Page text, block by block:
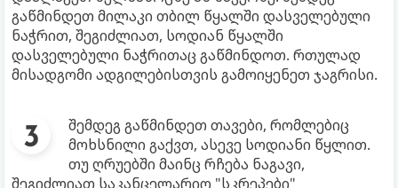
გაწმინდეთ მილაკი თბილ წყალში დასველებული
ნაჭრით, შეგიძლიათ, სოდიან წყალში
დასველებული ნაჭრითაც გაწმინდოთ. რთულად
მისადგომი ადგილებისთვის გამოიყენეთ ჯაგრისი.
შემდეგ გაწმინდეთ თავები, რომლებიც
მოხსნილი გაქვთ, ასევე სოდიანი წყლით.
თუ ღრუებში მაინც რჩება ნაგავი,
შეგიძლიათ საკანცელარიო "სკრეპები"